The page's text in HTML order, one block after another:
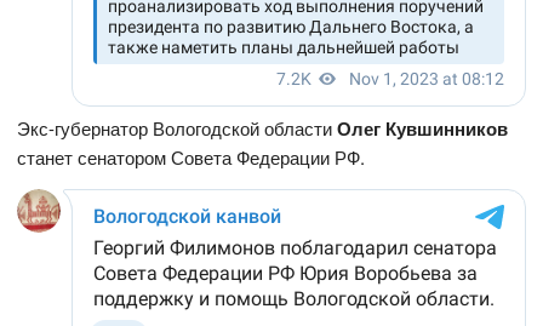
Экс-губернатор Вологодской областиОлег Кувшинников
станет сенатором Совета Федерации РФ.